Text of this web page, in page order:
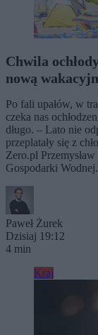
Chwila
nową
Po fali upałów, w
czeka nas
długo. – Lato nie
przeplatały się z
Zero.pl
Gospodarki Wodnej.
Paweł Żurek
Dzisiaj 19:12
4 min
Kraj